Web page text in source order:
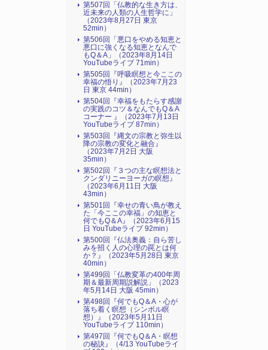
第507回「仏教的な生き方は、
近未来の人類の人生哲学に」
（2023年8月27日 東京
52min）
第506回「悪口をやめる知恵と
悪口に強くなる知恵となんで
もQ＆A」（2023年8月14日
YouTubeライブ 71min）
第505回『呼吸瞑想と今ここの
幸福の悟り』（2023年7月23
日 東京 44min）
第504回『幸福をもたらす感謝
の実践のコツ＆なんでもQ＆A
コーナー 』（2023年7月13日
YouTubeライブ 87min）
第503回『縄文の宗教と弥生以
降の宗教の変化と融合』
（2023年7月2日 大阪
35min）
第502回『３つの主な瞑想法と
クンダリニーヨーガの瞑想』
（2023年6月11日 大阪
43min）
第501回『幸せの青い鳥が教え
た「今ここの幸福」の知恵と
何でもQ＆A』（2023年6月15
日 YouTubeライブ 92min）
第500回『仏法奥義：自ら苦し
みを招く人の心理の罠とは何
か？』（2023年5月28日 東京
40min）
第499回「仏教変革の400年周
期＆最新周期説解説」（2023
年5月14日 大阪 45min）
第498回『何でもQ＆A・心が
落ち着く瞑想（シンボル瞑
想）』（2023年5月11日
YouTubeライブ 110min）
第497回『何でもQ＆A・瞑想
の秘訣』（4/13 YouTubeライ